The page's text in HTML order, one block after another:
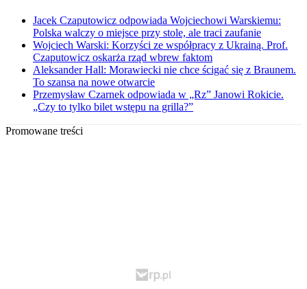
Jacek Czaputowicz odpowiada Wojciechowi Warskiemu:
Polska walczy o miejsce przy stole, ale traci zaufanie
Wojciech Warski: Korzyści ze współpracy z Ukrainą. Prof.
Czaputowicz oskarża rząd wbrew faktom
Aleksander Hall: Morawiecki nie chce ścigać się z Braunem.
To szansa na nowe otwarcie
Przemysław Czarnek odpowiada w „Rz” Janowi Rokicie.
„Czy to tylko bilet wstępu na grilla?”
Promowane treści